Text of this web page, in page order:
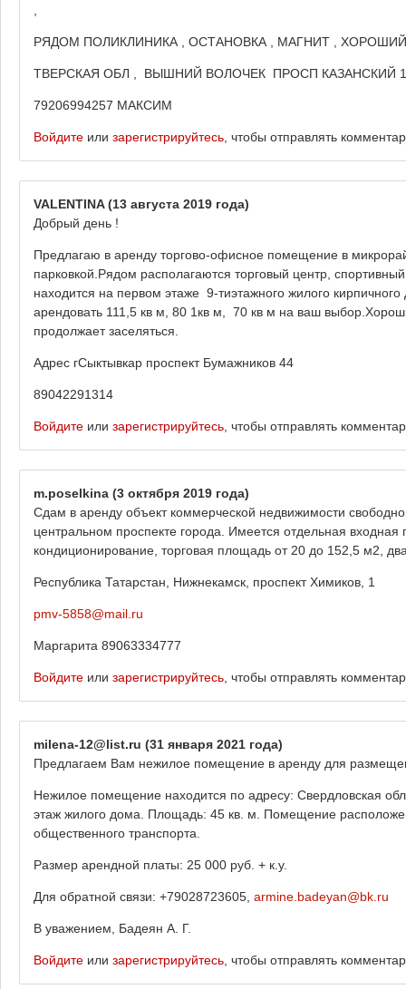
РЯДОМ ПОЛИКЛИНИКА , ОСТАНОВКА , МАГНИТ ,
ТВЕРСКАЯ ОБЛ , ВЫШНИЙ ВОЛОЧЕК ПРОСП КАЗАНСКИЙ
79206994257 МАКСИМ
Войдите или зарегистрируйтесь , чтобы отправлять
VALENTINA(13 августа 2019 года)
Добрый день !
Предлагаю в аренду торгово-офисное помещение в
парковкой.Рядом располагаются торговый центр,
находится на первом этаже 9-тиэтажного жилого
арендовать 111,5 кв м, 80 1кв м, 70 кв м на ваш
продолжает заселяться.
Адрес гСыктывкар проспект Бумажников 44
89042291314
Войдите или зарегистрируйтесь , чтобы отправлять
m.poselkina (3 октября 2019 года)
Сдам в аренду объект коммерческой недвижимости
центральном проспекте города. Имеется отдельная
кондиционирование, торговая площадь от 20 до 152,5 м2,
Республика Татарстан, Нижнекамск, проспект Химиков, 1
pmv-5858@mail.ru
Маргарита 89063334777
Войдите или зарегистрируйтесь , чтобы отправлять
milena-12@list.ru (31 января 2021 года)
Предлагаем Вам нежилое помещение в аренду для
Нежилое помещение находится по адресу: Свердловская
этаж жилого дома. Площадь: 45 кв. м. Помещение
общественного транспорта.
Размер арендной платы: 25 000 руб. + к.у.
Для обратной связи: +79028723605, armine.badeyan@bk.ru
В уважением, Бадеян А. Г.
Войдите или зарегистрируйтесь , чтобы отправлять